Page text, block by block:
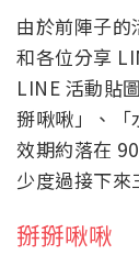
由於前陣子的
和各位分享
LINE 活動貼
掰啾啾」、「
效期約落在
少度過接下來
掰掰啾啾